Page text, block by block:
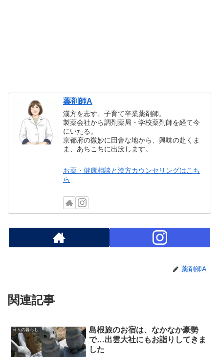
薬剤師A
漢方を志す、子育て卒業薬剤師。
製薬会社から調剤薬局・学校薬剤師を経て今
にいたる。
京都府の微妙に田舎な地から、興味の赴くま
ま、あちこちに出没します。
お薬・健康相談と漢方カウンセリングはこち
ら
薬剤師A
関連記事
日々の暮らし
島根旅のお宿は、なかなか豪勢
で…出雲大社にもお詣りしてきま
した